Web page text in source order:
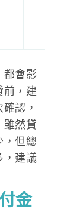
都會影
前，建
認，
雖然貸
，但總
，建議
金